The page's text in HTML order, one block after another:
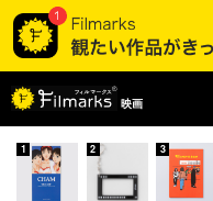
映画
1 2 3